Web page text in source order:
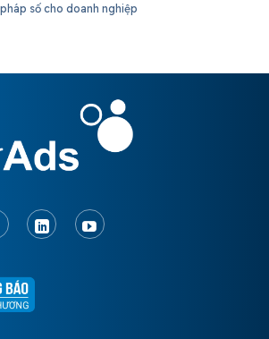
số cho doanh nghiệp